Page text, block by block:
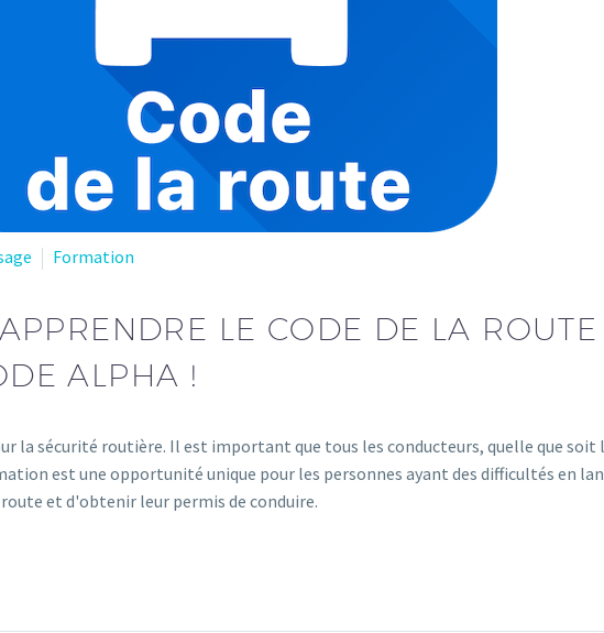
Formation
LE CODE DE LA ROUTE
ALPHA !
la sécurité routière. Il est important que tous les conducteurs, quelle que soit
est une opportunité unique pour les personnes ayant des difficultés en
et d'obtenir leur permis de conduire.